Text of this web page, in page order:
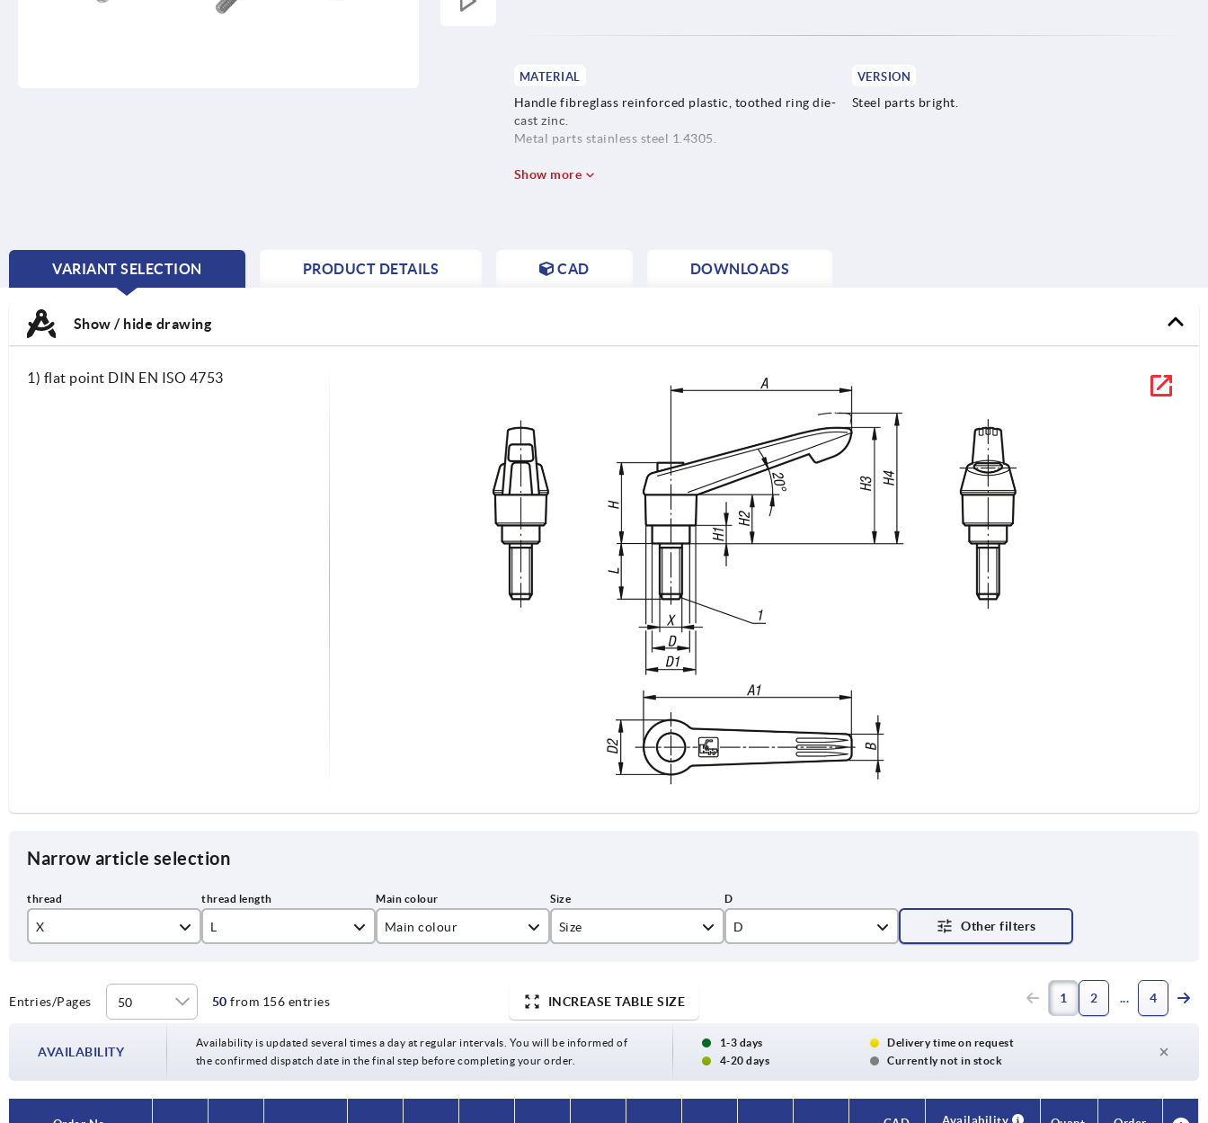
MATERIAL
Handle fibreglass reinforced plastic, toothed ring die-
cast zinc.
Metal parts stainless steel 1.4305.
Push button plastic (POM).
VERSION
Steel parts bright.
Show more
VARIANT SELECTION
CURRENT
PRODUCT DETAILS CAD DOWNLOADS
Show / hide drawing
1) flat point DIN EN ISO 4753
Narrow article selection
X
M6
L
15
20
Main colour
traffic red RAL 3020
Size
2
D
16
Entries/Pages 50 from 156 entries INCREASE TABLE SIZE 1 2 4
AVAILABILITY
Availability is updated several times a day at regular intervals. You will be informed of
the confirmed dispatch date in the final step before completing your order.
1-3 days
Delivery time on request
4-20 days
Currently not in stock